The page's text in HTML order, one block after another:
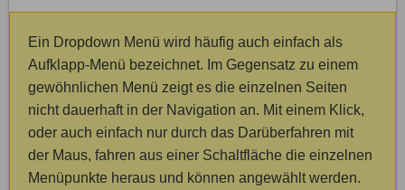
Ein Dropdown Menü wird häufig auch einfach als
Aufklapp-Menü bezeichnet. Im Gegensatz zu einem
gewöhnlichen Menü zeigt es die einzelnen Seiten
nicht dauerhaft in der Navigation an. Mit einem Klick,
oder auch einfach nur durch das Darüberfahren mit
der Maus, fahren aus einer Schaltfläche die einzelnen
Menüpunkte heraus und können angewählt werden.